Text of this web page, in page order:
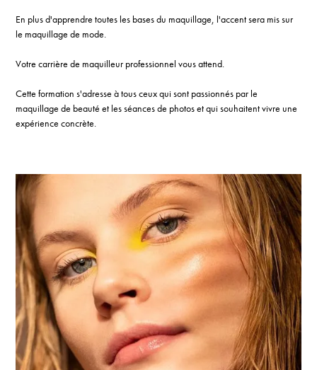
En plus d'apprendre toutes les bases du maquillage, l'accent sera mis sur
le maquillage de mode.
Votre carrière de maquilleur professionnel vous attend.
Cette formation s'adresse à tous ceux qui sont passionnés par le
maquillage de beauté et les séances de photos et qui souhaitent vivre une
expérience concrète.